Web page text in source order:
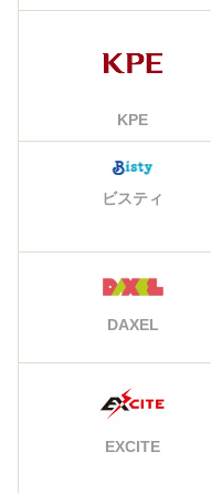
KPE
ビスティ
DAXEL
EXCITE